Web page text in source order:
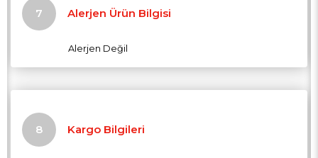
Alerjen Ürün Bilgisi
Alerjen Değil
Kargo Bilgileri